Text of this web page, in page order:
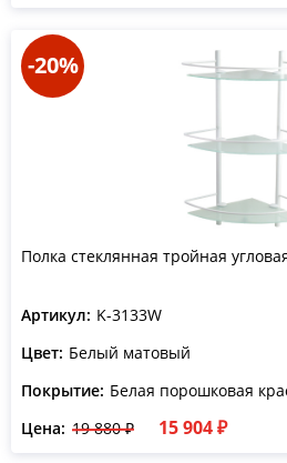
-20%
Полка стеклянная тройная
Артикул: K-3133W
Цвет: Белый матовый
Покрытие: Белая порошковая
Цена: 19 880 ₽ 15 904 ₽